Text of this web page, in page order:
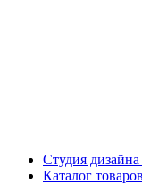
Студия
Каталог товаров